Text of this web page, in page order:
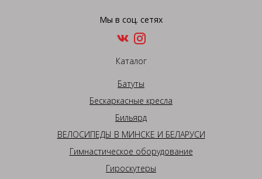
Мы в соц. сетях
Каталог
Батуты
Бескаркасные кресла
Бильярд
ВЕЛОСИПЕДЫ В МИНСКЕ И БЕЛАРУСИ
Гимнастическое оборудование
Гироскутеры